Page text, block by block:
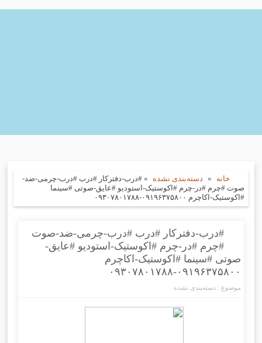
خانه » دسته‌بندی نشده »#درب-دفترکار #درب #درب-چرمی-ضد-
صوت #چرم #در-چرم #اکوستیک-استودیو #عایق-صوتی #سینما
#اکوستیک-اکاچرم ۰۹۱۹۶۳۷۵۸۰۰-۰۹۳۰۷۸۰۱۷۸۸
#درب-دفترکار #درب #درب-چرمی-ضد-صوت
#چرم #در-چرم #اکوستیک-استودیو #عایق-
صوتی #سینما #اکوستیک-اکاچرم
۰۹۱۹۶۳۷۵۸۰۰-۰۹۳۰۷۸۰۱۷۸۸
موضوع : دسته‌بندی نشده